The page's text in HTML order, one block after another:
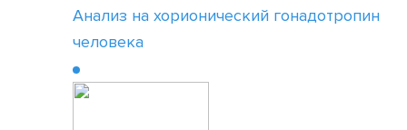
Анализ на хорионический гонадотропин
человека